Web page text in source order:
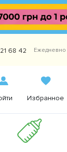
68 42 Ежедневно
Избранное